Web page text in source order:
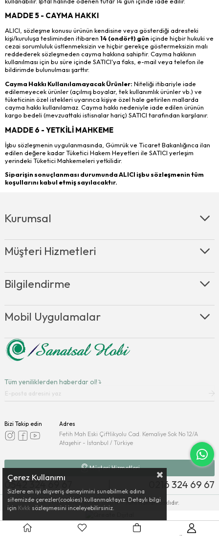
MADDE 5 - CAYMA HAKKI
ALICI, sözleşme konusu ürünün kendisine veya gösterdiği adresteki
kişi/kuruluşa tesliminden itibaren 14 (ondört) gün içinde hiçbir hukuki ve
cezai sorumluluk üstlenmeksizin ve hiçbir gerekçe göstermeksizin malı
reddederek sözleşmeden cayma hakkına sahiptir. Cayma hakkının
kullanılması için bu süre içinde SATICI'ya faks, e-mail veya telefon ile
bildirimde bulunulması şarttır.
Cayma Hakkı Kullanılamayacak Ürünler: Niteliği itibariyle iade
edilemeyecek ürünler (açılmış boyalar, tek kullanımlık ürünler vb.) ve
tüketicinin özel istekleri uyarınca kişiye özel hale getirilen mallarda
cayma hakkı kullanılamaz. Cayma hakkı nedeniyle iade edilen ürünün
kargo bedeli (mevzuattaki istisnalar hariç) SATICI tarafından karşılanır.
MADDE 6 - YETKİLİ MAHKEME
İşbu sözleşmenin uygulanmasında, Gümrük ve Ticaret Bakanlığınca ilan
edilen değere kadar Tüketici Hakem Heyetleri ile SATICI yerleşim
yerindeki Tüketici Mahkemeleri yetkilidir.
Siparişin sonuçlanması durumunda ALICI işbu sözleşmenin tüm
koşullarını kabul etmiş sayılacaktır.
Kurumsal
Müşteri Hizmetleri
Bilgilendirme
Mobil Uygulamalar
Tüm yeniliklerden haberdar ol!
Bizi Takip edin
Adres
Fetih Mah Eski Çiftlikyolu Cad. Kemaliye Sok No 12/A
Ataşehir - İstanbul / Türkiye
Müşteri Hizmetleri
0542 324 69 67 0216 324 69 67
© 2026 Sanatsalhobi.com.tr - Tüm Hakları Saklıdır.
Çerez Kullanımı
Sizlere en iyi alışveriş deneyimini sunabilmek adına
sitemizde çerezler(cookies) kullanmaktayız. Detaylı bilgi
için Kvkk sözleşmesini inceleyebilirsiniz.